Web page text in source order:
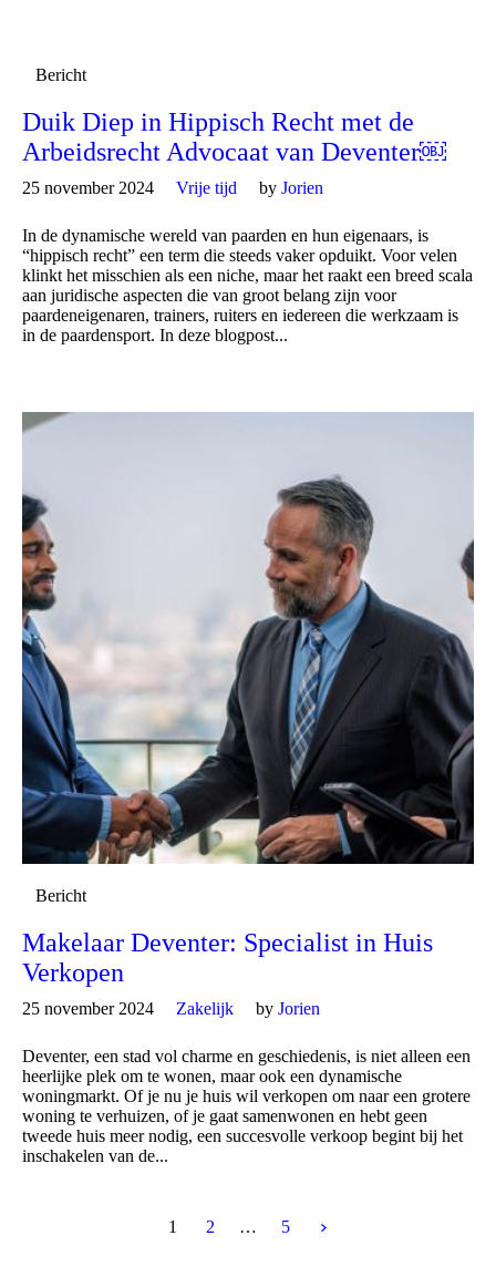
Bericht
Duik Diep in Hippisch Recht met de
Arbeidsrecht Advocaat van Deventer￼
25 november 2024 Vrije tijd by Jorien
In de dynamische wereld van paarden en hun eigenaars, is
“hippisch recht” een term die steeds vaker opduikt. Voor velen
klinkt het misschien als een niche, maar het raakt een breed scala
aan juridische aspecten die van groot belang zijn voor
paardeneigenaren, trainers, ruiters en iedereen die werkzaam is
in de paardensport. In deze blogpost...
Bericht
Makelaar Deventer: Specialist in Huis
Verkopen
25 november 2024 Zakelijk by Jorien
Deventer, een stad vol charme en geschiedenis, is niet alleen een
heerlijke plek om te wonen, maar ook een dynamische
woningmarkt. Of je nu je huis wil verkopen om naar een grotere
woning te verhuizen, of je gaat samenwonen en hebt geen
tweede huis meer nodig, een succesvolle verkoop begint bij het
inschakelen van de...
1 2 … 5